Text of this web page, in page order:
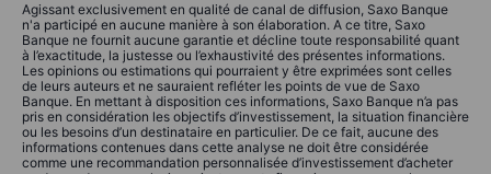
Agissant exclusivement en qualité de canal de diffusion, Saxo Banque
n'a participé en aucune manière à son élaboration. A ce titre, Saxo
Banque ne fournit aucune garantie et décline toute responsabilité quant
à l’exactitude, la justesse ou l’exhaustivité des présentes informations.
Les opinions ou estimations qui pourraient y être exprimées sont celles
de leurs auteurs et ne sauraient refléter les points de vue de Saxo
Banque. En mettant à disposition ces informations, Saxo Banque n’a pas
pris en considération les objectifs d’investissement, la situation financière
ou les besoins d’un destinataire en particulier. De ce fait, aucune des
informations contenues dans cette analyse ne doit être considérée
comme une recommandation personnalisée d’investissement d’acheter